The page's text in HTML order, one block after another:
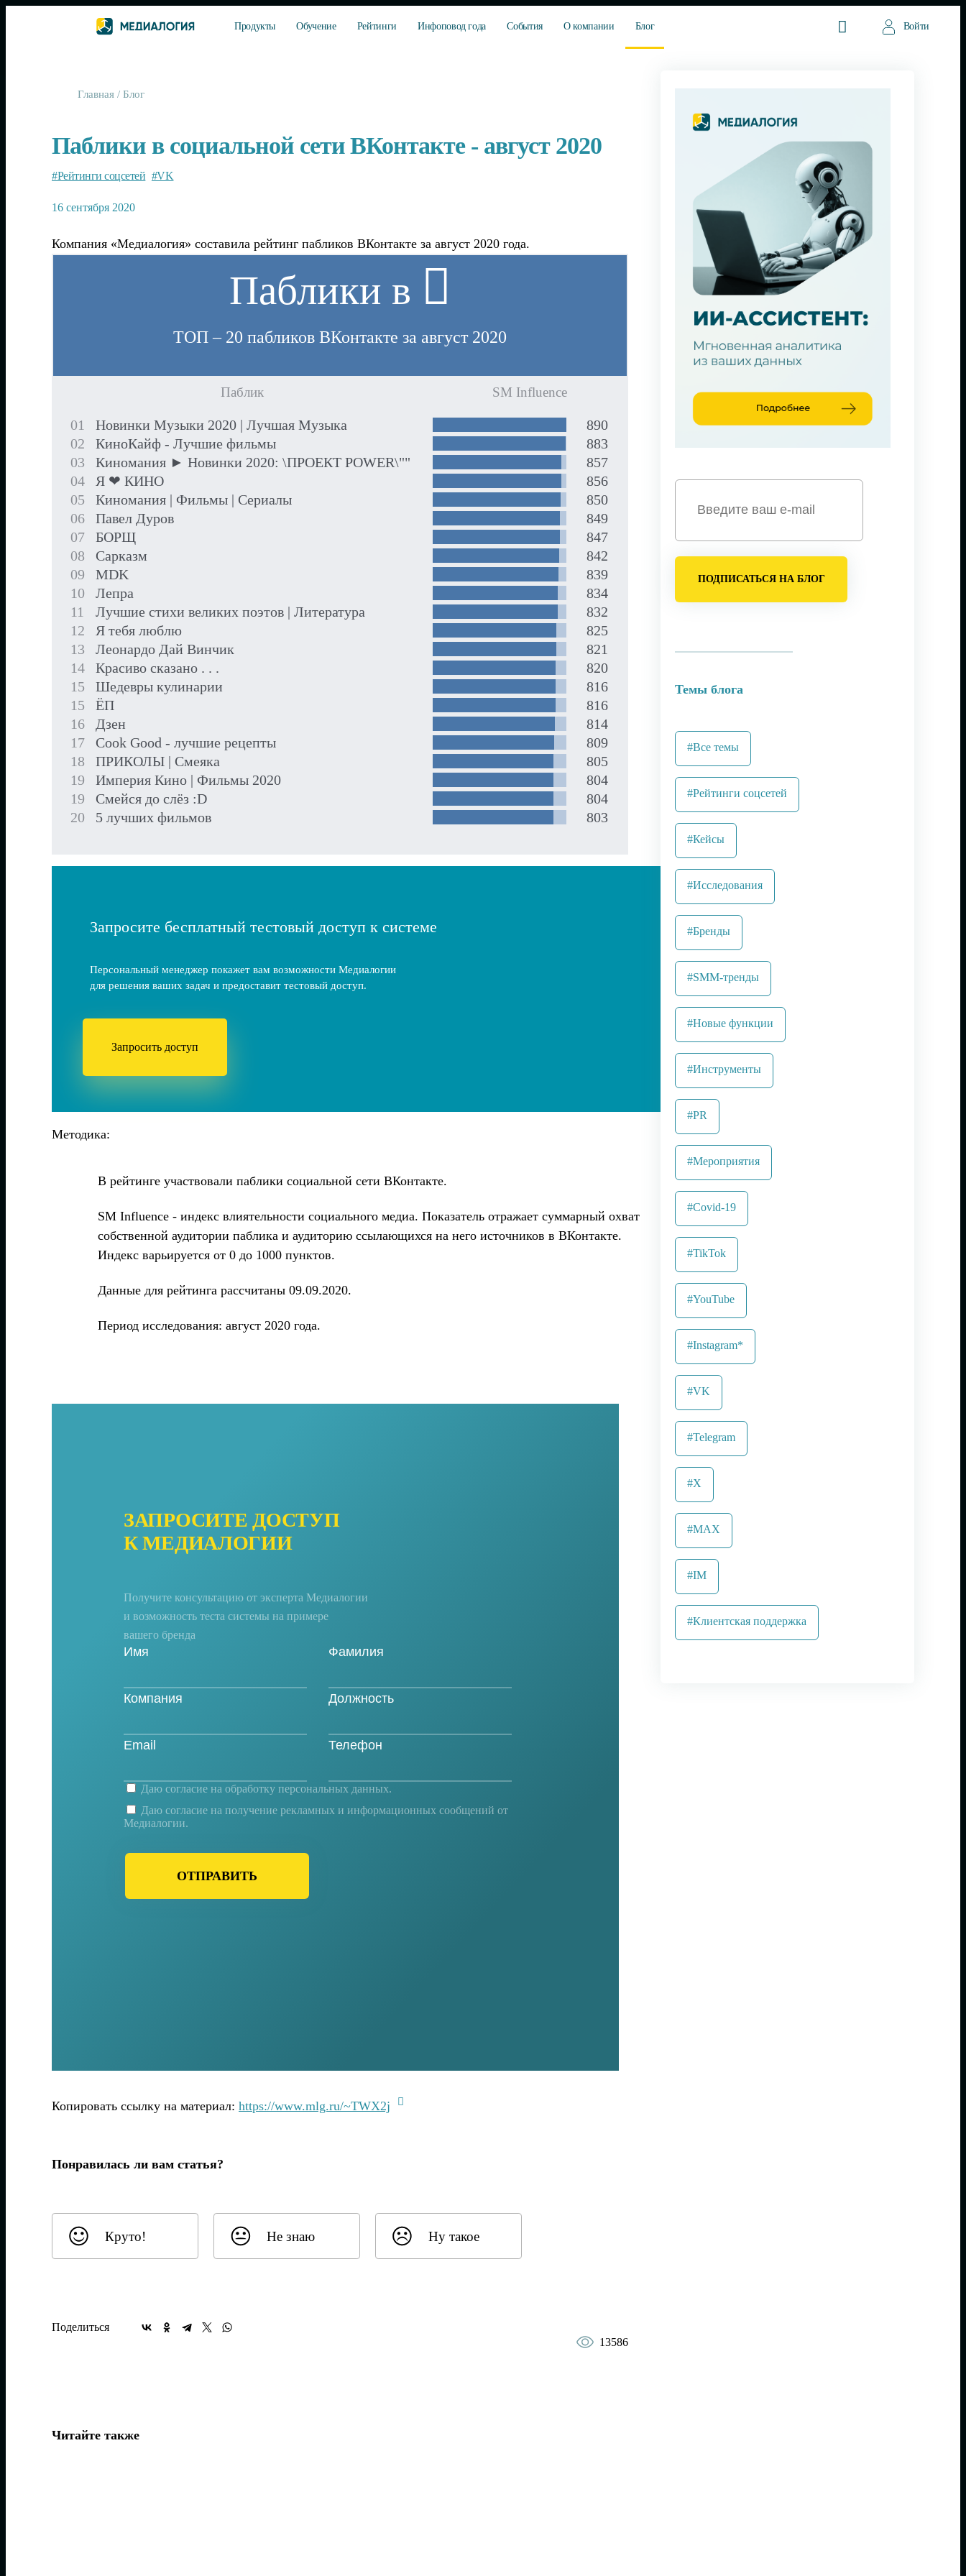
Продукты Обучение Рейтинги Инфоповод года События О компании Блог Войти
Главная / Блог
Паблики в социальной сети ВКонтакте - август 2020
#Рейтинги соцсетей #VK
16 сентября 2020
Компания «Медиалогия» составила рейтинг пабликов ВКонтакте за август 2020 года.
Паблики в
ТОП – 20 пабликов ВКонтакте за август 2020
Паблик SM Influence
01 Новинки Музыки 2020 | Лучшая Музыка
890
02
КиноКайф - Лучшие фильмы
883
03
Киномания ► Новинки 2020: \ПРОЕКТ POWER\""
857
04
Я ❤ КИНО
856
05
Киномания | Фильмы | Сериалы
850
06
Павел Дуров
849
07
БОРЩ
847
08
Сарказм
842
09
MDK
839
10
Лепра
834
11
Лучшие стихи великих поэтов | Литература
832
12
Я тебя люблю
825
13
Леонардо Дай Винчик
821
14
Красиво сказано . . .
820
15
Шедевры кулинарии
816
15
ЁП
816
16
Дзен
814
17
Cook Good - лучшие рецепты
809
18
ПРИКОЛЫ | Смеяка
805
19
Империя Кино | Фильмы 2020
804
19
Смейся до слёз :D
804
20
5 лучших фильмов 803
Запросите бесплатный тестовый доступ к системе
Персональный менеджер покажет вам возможности Медиалогии
для решения ваших задач и предоставит тестовый доступ.
Запросить доступ
Методика:
В рейтинге участвовали паблики социальной сети ВКонтакте.
SM Influence - индекс влиятельности социального медиа. Показатель отражает суммарный охват
собственной аудитории паблика и аудиторию ссылающихся на него источников в ВКонтакте.
Индекс варьируется от 0 до 1000 пунктов.
Данные для рейтинга рассчитаны 09.09.2020.
Период исследования: август 2020 года.
ЗАПРОСИТЕ ДОСТУП
К МЕДИАЛОГИИ
Получите консультацию от эксперта Медиалогии
и возможность теста системы на примере
вашего бренда
ОТПРАВИТЬ
Даю согласие на обработку персональных данных.
Даю согласие на получение рекламных и информационных сообщений от
Медиалогии.
Копировать ссылку на материал: https://www.mlg.ru/~TWX2j
Понравилась ли вам статья?
Круто! Не знаю Ну такое
Поделиться
13586
Читайте также
ПОДПИСАТЬСЯ НА БЛОГ
Темы блога
#Все темы
#Рейтинги соцсетей
#Кейсы
#Исследования
#Бренды
#SMM-тренды
#Новые функции
#Инструменты
#PR
#Мероприятия
#Covid-19
#TikTok
#YouTube
#Instagram*
#VK
#Telegram
#X
#MAX
#IM
#Клиентская поддержка